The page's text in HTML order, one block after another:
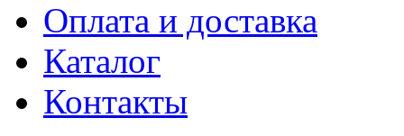
Оплата и доставка
Каталог
Контакты